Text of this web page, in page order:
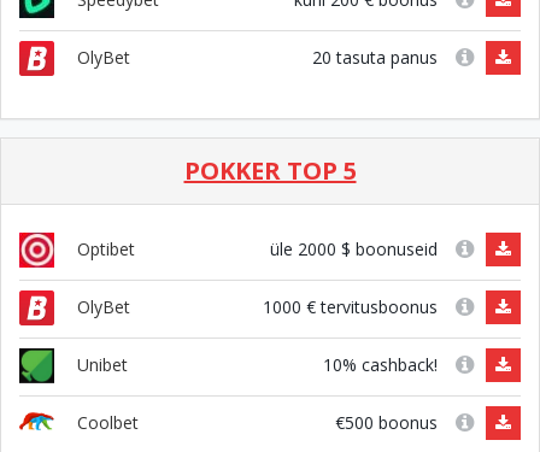
OlyBet 20 tasuta panus
POKKER TOP 5
Optibet üle 2000 $ boonuseid
OlyBet 1000 € tervitusboonus
Unibet 10% cashback!
Coolbet €500 boonus